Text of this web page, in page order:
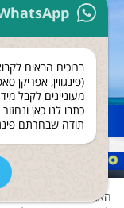
ברוכים הבאים
(פינגווין, אפריקן
מעוניינים לקבל
כתבו לנו כאן
תודה שבחרתם
נופש בזנזיבר
האתר שלנו משתמש